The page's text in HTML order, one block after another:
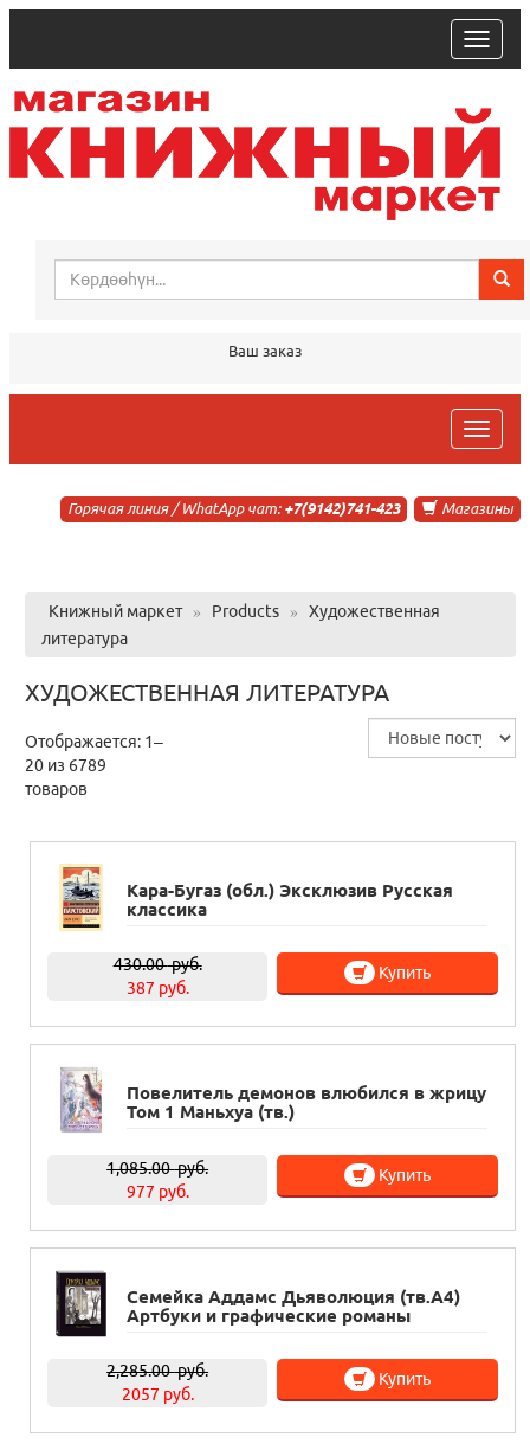
trk
Ваш заказ
trk
Магазины
Горячая линия / WhatApp чат: +7(9142)741-423
Книжный маркет » Products »
Художественная
литература
ХУДОЖЕСТВЕННАЯ ЛИТЕРАТУРА
Отображается: 1–
20 из 6789
товаров
Кара-Бугаз (обл.) Эксклюзив Русская
классика
430.00руб.
387 руб.
Купить
Повелитель демонов влюбился в жрицу
Том 1 Маньхуа (тв.)
1,085.00руб.
977 руб.
Купить
Семейка Аддамс Дьяволюция (тв.А4)
Артбуки и графические романы
2,285.00руб.
2057 руб.
Купить